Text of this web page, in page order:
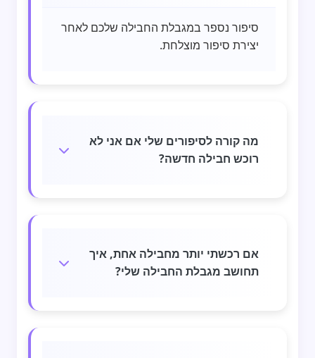
סיפור נספר במגבלת החבילה שלכם לאחר
יצירת סיפור מוצלחת.
מה קורה לסיפורים שלי אם אני לא
רוכש חבילה חדשה?
אם רכשתי יותר מחבילה אחת, איך
תחושב מגבלת החבילה שלי?